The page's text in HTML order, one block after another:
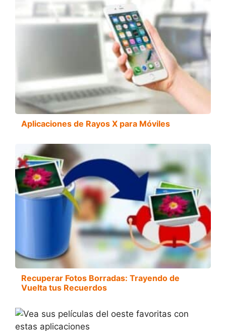
Aplicaciones de Rayos X para Móviles
Recuperar Fotos Borradas: Trayendo de
Vuelta tus Recuerdos